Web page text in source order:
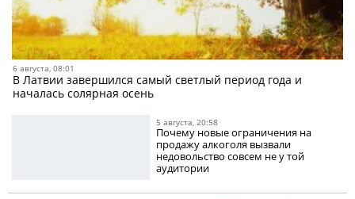
6 августа, 08:01
В Латвии завершился самый светлый период года и
началась солярная осень
5 августа, 20:58
Почему новые ограничения на
продажу алкоголя вызвали
недовольство совсем не у той
аудитории